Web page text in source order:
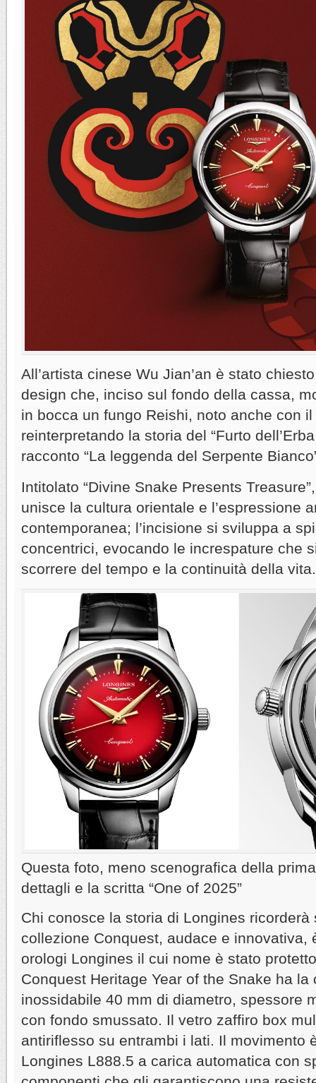
All’artista cinese Wu Jian’an è stato
design che, inciso sul fondo della cassa,
in bocca un fungo Reishi, noto anche con
reinterpretando la storia del “Furto
racconto “La leggenda del Serpente
Intitolato “Divine Snake Presents
unisce la cultura orientale e l’espressione
contemporanea; l’incisione si sviluppa a
concentrici, evocando le increspature che
scorrere del tempo e la continuità della vita.
Questa foto, meno scenografica della
dettagli e la scritta “One of 2025”
Chi conosce la storia di Longines ricorderà
collezione Conquest, audace e innovativa,
orologi Longines il cui nome è stato
Conquest Heritage Year of the Snake ha la
inossidabile 40 mm di diametro, spessore
con fondo smussato. Il vetro zaffiro box
antiriflesso su entrambi i lati. Il movimento
Longines L888.5 a carica automatica con